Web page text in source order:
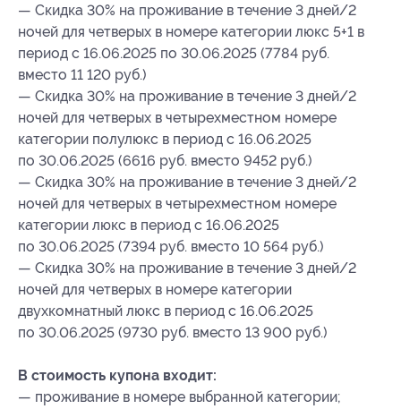
— Скидка 30% на проживание в течение 3 дней/2
ночей для четверых в номере категории люкс 5+1 в
период с 16.06.2025 по 30.06.2025 (7784 руб.
вместо 11 120 руб.)
— Скидка 30% на проживание в течение 3 дней/2
ночей для четверых в четырехместном номере
категории полулюкс в период с 16.06.2025
по 30.06.2025 (6616 руб. вместо 9452 руб.)
— Скидка 30% на проживание в течение 3 дней/2
ночей для четверых в четырехместном номере
категории люкс в период с 16.06.2025
по 30.06.2025 (7394 руб. вместо 10 564 руб.)
— Скидка 30% на проживание в течение 3 дней/2
ночей для четверых в номере категории
двухкомнатный люкс в период с 16.06.2025
по 30.06.2025 (9730 руб. вместо 13 900 руб.)
В стоимость купона входит:
— проживание в номере выбранной категории;